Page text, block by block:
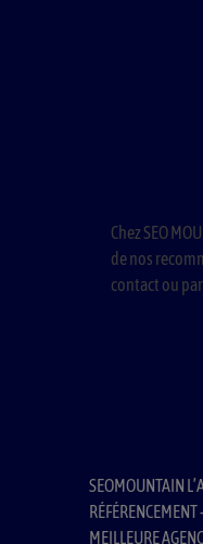
Chez SEO
de nos
contact ou
SEOMOUNTAIN
MEILLEURE